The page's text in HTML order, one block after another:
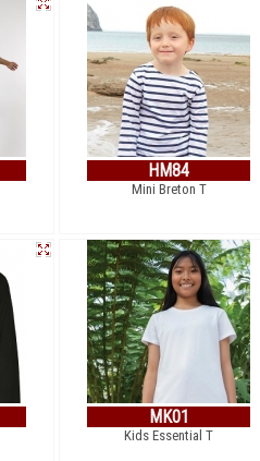
HM84
Mini Breton T
MK01
Kids Essential T